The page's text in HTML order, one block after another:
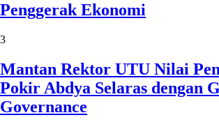
Penggerak Ekonomi
3
Mantan Rektor UTU Nilai
Pokir Abdya Selaras dengan
Governance